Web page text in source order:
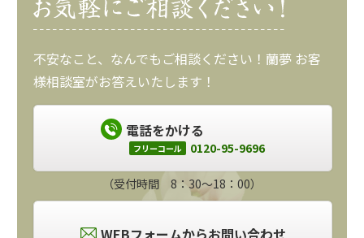
不安なこと、なんでもご相談ください！蘭夢 お客
様相談室がお答えいたします！
電話をかける
フリーコール 0120-95-9696
（受付時間 8：30～18：00）
WEBフォームからお問い合わせ